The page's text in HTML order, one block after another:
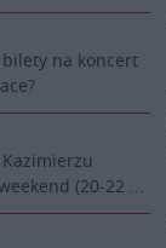
bilety na koncert
(20-22 ...